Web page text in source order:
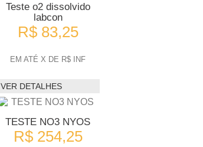
Teste o2 dissolvido
labcon
R$ 83,25
EM ATÉ X DE R$ INF
VER DETALHES
TESTE NO3 NYOS
R$ 254,25